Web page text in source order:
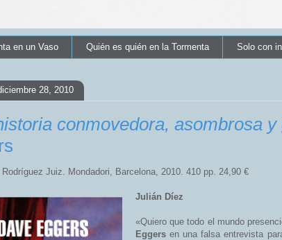
en un Vaso Quién es quién en la Tormenta Solo con
28, 2010
conmovedora, asombrosa y
Juiz. Mondadori, Barcelona, 2010. 410 pp. 24,90 €
Julián Díez
«Quiero que todo el mundo
Eggersen una falsa entrevista